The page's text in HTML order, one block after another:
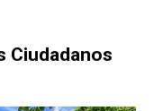
Ciudadanos